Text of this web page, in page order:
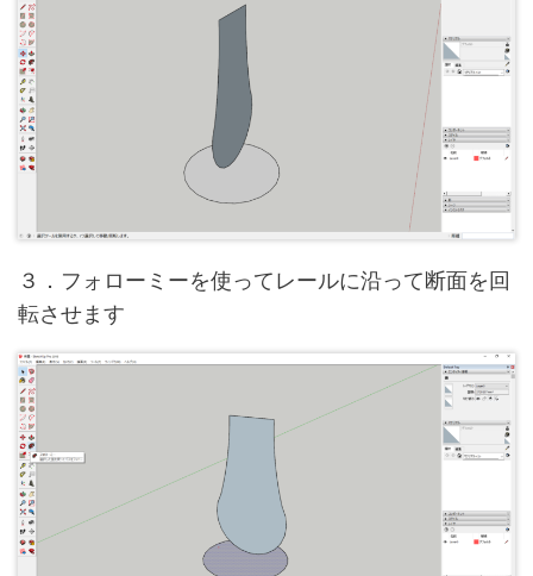
３．フォローミーを使ってレールに沿って断面を回
転させます